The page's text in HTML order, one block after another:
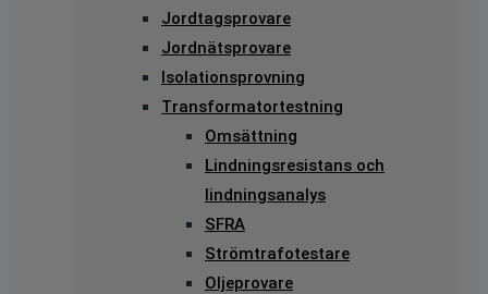
Jordtagsprovare
Jordnätsprovare
Isolationsprovning
Transformatortestning
Omsättning
Lindningsresistans och
lindningsanalys
SFRA
Strömtrafotestare
Oljeprovare